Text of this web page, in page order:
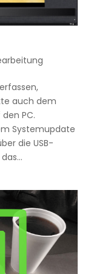
auch dem
PC.
Systemupdate
die USB-